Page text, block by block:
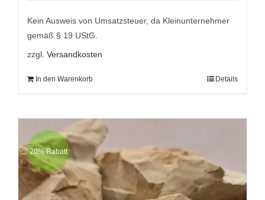
9,95 €
7,95 €.
Kein Ausweis von Umsatzsteuer, da Kleinunternehmer
gemäß § 19 UStG.
zzgl. Versandkosten
In den Warenkorb Details
20% Rabatt